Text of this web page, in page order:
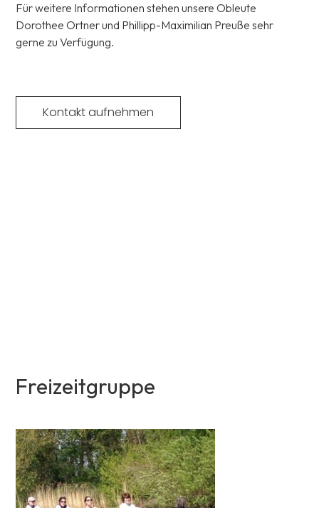
Für weitere Informationen stehen unsere Obleute
Dorothee Ortner und Phillipp-Maximilian Preuße sehr
gerne zu Verfügung.
Kontakt aufnehmen
Freizeitgruppe